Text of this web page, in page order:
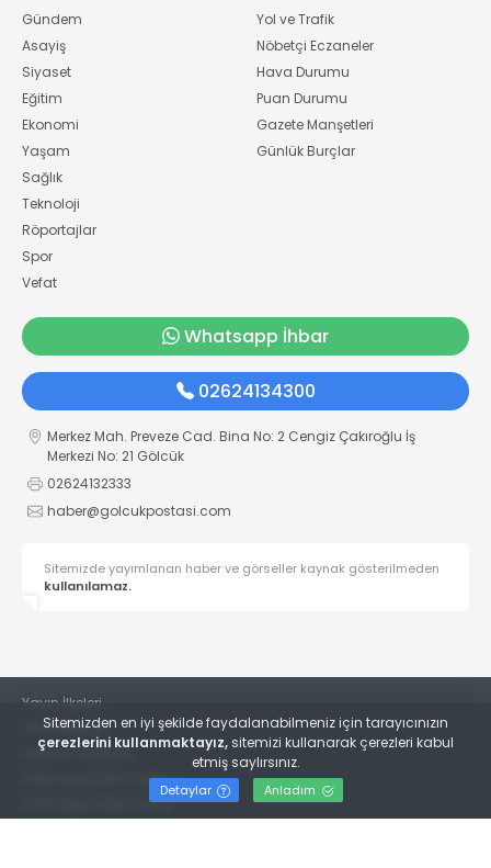
Gündem
Asayiş
Siyaset
Eğitim
Ekonomi
Yaşam
Sağlık
Teknoloji
Röportajlar
Spor
Vefat
Yol ve Trafik
Nöbetçi Eczaneler
Hava Durumu
Puan Durumu
Gazete Manşetleri
Günlük Burçlar
Whatsapp İhbar
02624134300
Merkez Mah. Preveze Cad. Bina No: 2 Cengiz Çakıroğlu İş
Merkezi No: 21 Gölcük
02624132333
haber@golcukpostasi.com
Sitemizde yayımlanan haber ve görseller kaynak gösterilmeden
kullanılamaz.
Yayın İlkeleri
Veri Politikası
Kullanım Şartları
KVKK Aydınlatma Metni
KVKK Bilgi Talep Formu
Sitemizden en iyi şekilde faydalanabilmeniz için tarayıcınızın
çerezlerini kullanmaktayız, sitemizi kullanarak çerezleri kabul
etmiş saylırsınız.
Detaylar Anladım